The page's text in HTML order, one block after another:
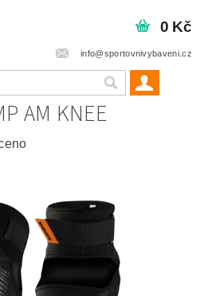
info@sportovnivybaveni.cz
0 Kč
AM KNEE